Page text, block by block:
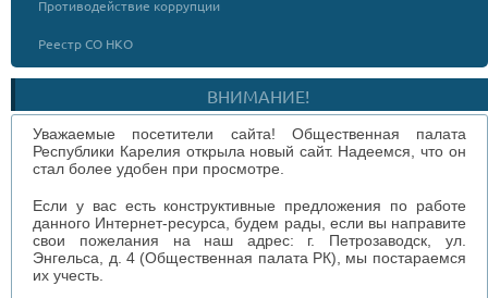
Противодействие коррупции
Реестр СО НКО
ВНИМАНИЕ!
Уважаемые посетители сайта! Общественная палата
Республики Карелия открыла новый сайт. Надеемся, что он
стал более удобен при просмотре.
Если у вас есть конструктивные предложения по работе
данного Интернет-ресурса, будем рады, если вы направите
свои пожелания на наш адрес: г. Петрозаводск, ул.
Энгельса, д. 4 (Общественная палата РК), мы постараемся
их учесть.